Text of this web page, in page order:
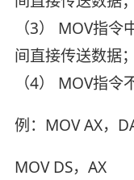
（3） MOV指
间直接传送数据；
（4） MOV指
例：MOV AX，
MOV DS，AX